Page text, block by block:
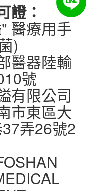
證：
醫療用手
)
醫器陸輸
號
有限公司
市東區大
弄26號2